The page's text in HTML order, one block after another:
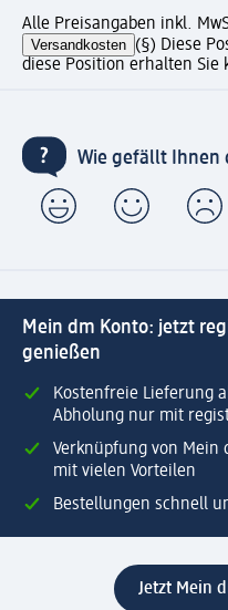
Alle Preisangaben inkl.
Versandkosten (§) Diese
diese Position erhalten Sie
Wie gefällt Ihnen
Mein dm Konto: jetzt
genießen
Kostenfreie Lieferung
Abholung nur mit
Verknüpfung von Mein
mit vielen Vorteilen
Bestellungen schnell
Jetzt Mein